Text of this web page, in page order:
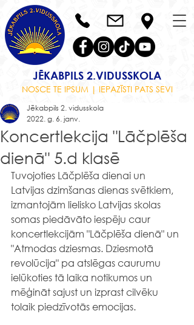
JĒKABPILS 2.VIDUSSKOLA
NOSCE TE IPSUM | IEPAZĪSTI PATS SEVI
Koncertlekcija "Lāčplēša
dienā" 5.d klasē
Jēkabpils 2. vidusskola
2022. g. 6. janv.
Tuvojoties Lāčplēša dienai un
Latvijas dzimšanas dienas svētkiem,
izmantojām lielisko Latvijas skolas
somas piedāvāto iespēju caur
koncertlekcijām "Lāčplēša dienā" un
"Atmodas dziesmas. Dziesmotā
revolūcija" pa atslēgas caurumu
ielūkoties tā laika notikumos un
mēģināt sajust un izprast cilvēku
tolaik piedzīvotās emocijas.